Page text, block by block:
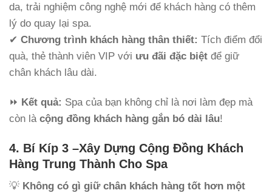
da, trải nghiệm công nghệ mới để khách hàng có thêm
lý do quay lại spa.
✔ Chương trình khách hàng thân thiết: Tích điểm đổi
quà, thẻ thành viên VIP với ưu đãi đặc biệt để giữ
chân khách lâu dài.
⏩ Kết quả: Spa của bạn không chỉ là nơi làm đẹp mà
còn là cộng đồng khách hàng gắn bó dài lâu!
4. Bí Kíp 3 –Xây Dựng Cộng Đồng Khách
Hàng Trung Thành Cho Spa
💡 Không có gì giữ chân khách hàng tốt hơn một